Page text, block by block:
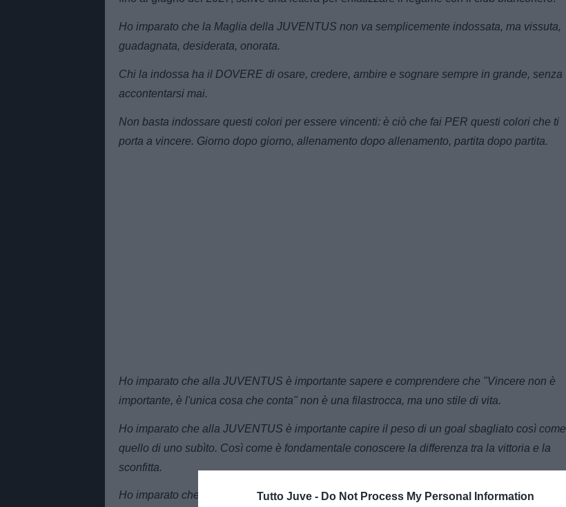
Tutto Juve - Do Not Process My Personal Information
Ho imparato che la Maglia della JUVENTUS non va semplicemente indossata, ma vissuta,
guadagnata, desiderata, onorata.
Chi la indossa ha il DOVERE di osare, credere, ambire e sognare sempre in grande, senza
accontentarsi mai.
Non basta indossare questi colori per essere vincenti: è ciò che fai PER questi colori che ti
porta a vincere. Giorno dopo giorno, allenamento dopo allenamento, partita dopo partita.
Ho imparato che alla JUVENTUS è importante sapere e comprendere che "Vincere non è
importante, è l'unica cosa che conta" non è una filastrocca, ma uno stile di vita.
Ho imparato che alla JUVENTUS è importante capire il peso di un goal sbagliato così come
quello di uno subìto. Così come è fondamentale conoscere la differenza tra la vittoria e la
sconfitta.
Ho imparato che alla JUVENTUS è importante fare propria I'importanza del dettaglio, in